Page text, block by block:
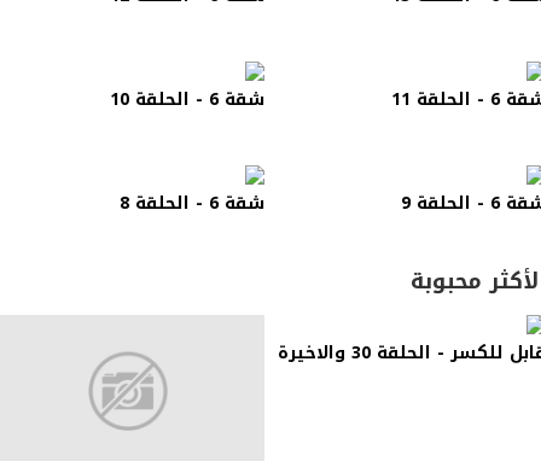
6 - الحلقة 11 شقة 6 - الحلقة 10
6 - الحلقة 9 شقة 6 - الحلقة 8
محبوبة
للكسر - الحلقة 30 والاخيرة